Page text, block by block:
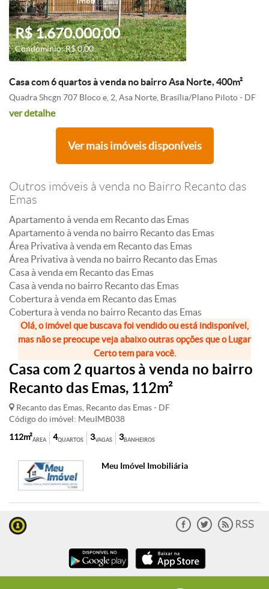
R$ 1.670.000,00
Condomínio: R$ 0,00
Casa com 6 quartos à venda no bairro Asa Norte, 400m²
Quadra Shcgn 707 Bloco e, 2, Asa Norte, Brasília/Plano Piloto - DF
ver detalhe
Ver mais imóveis disponíveis
Outros imóveis à venda no Bairro Recanto das
Emas
Apartamento à venda em Recanto das Emas
Apartamento à venda no bairro Recanto das Emas
Área Privativa à venda em Recanto das Emas
Área Privativa à venda no bairro Recanto das Emas
Casa à venda em Recanto das Emas
Casa à venda no bairro Recanto das Emas
Cobertura à venda em Recanto das Emas
Cobertura à venda no bairro Recanto das Emas
Olá, o imóvel que buscava foi vendido ou está indisponível,
mas não se preocupe veja abaixo outras opções que o Lugar
Certo tem para você.
Casa com 2 quartos à venda no bairro
Recanto das Emas, 112m²
Recanto das Emas, Recanto das Emas - DF
Código do imóvel: MeuIMB038
ÁREA
112m² QUARTOS
4 VAGAS
3 BANHEIROS
3
Meu Imóvel Imobiliária